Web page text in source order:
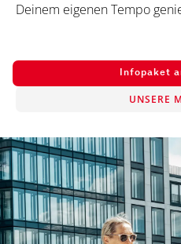
Deinem eigenen Tempo
Infopaket
UNSERE